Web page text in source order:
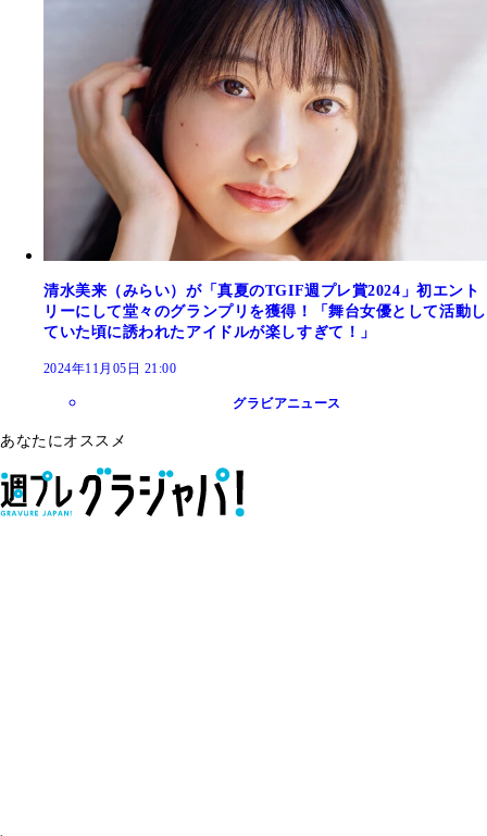
清水美来（みらい）が「真夏のTGIF週プレ賞2024」初エント
リーにして堂々のグランプリを獲得！「舞台女優として活動し
ていた頃に誘われたアイドルが楽しすぎて！」
2024年11月05日 21:00
グラビアニュース
あなたにオススメ